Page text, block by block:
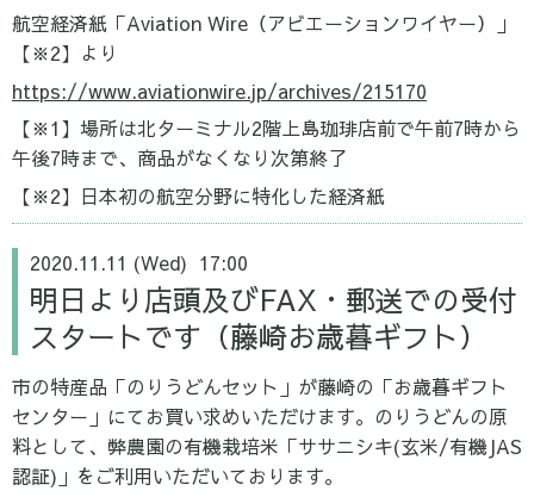
航空経済紙「Aviation Wire（アビエーションワイヤー）」
【※2】より
https://www.aviationwire.jp/archives/215170
【※1】場所は北ターミナル2階上島珈琲店前で午前7時から
午後7時まで、商品がなくなり次第終了
【※2】日本初の航空分野に特化した経済紙
2020.11.11 (Wed) 17:00
明日より店頭及びFAX・郵送での受付
スタートです（藤崎お歳暮ギフト）
市の特産品「のりうどんセット」が藤崎の「お歳暮ギフト
センター」にてお買い求めいただけます。のりうどんの原
料として、弊農園の有機栽培米「ササニシキ(玄米/有機JAS
認証)」をご利用いただいております。